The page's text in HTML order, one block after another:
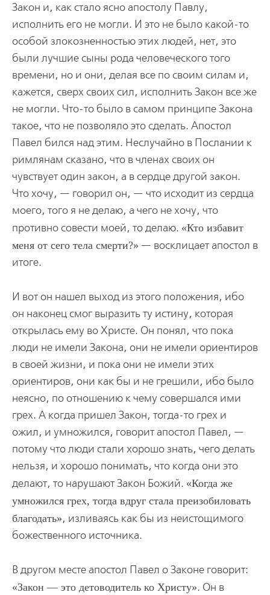
Закон и, как стало ясно апостолу Павлу,
исполнить его не могли. И это не было какой-то
особой злокозненностью этих людей, нет, это
были лучшие сыны рода человеческого того
времени, но и они, делая все по своим силам и,
кажется, сверх своих сил, исполнить Закон все же
не могли. Что-то было в самом принципе Закона
такое, что не позволяло это сделать. Апостол
Павел бился над этим. Неслучайно в Послании к
римлянам сказано, что в членах своих он
чувствует один закон, а в сердце другой закон.
Что хочу, — говорил он, — что исходит из сердца
моего, того я не делаю, а чего не хочу, что
противно совести моей, то делаю.
Кто избавит
меня от сего тела смерти?
— восклицает апостол в
итоге.
И вот он нашел выход из этого положения, ибо
он наконец смог выразить ту истину, которая
открылась ему во Христе. Он понял, что пока
люди не имели Закона, они не имели ориентиров
в своей жизни, и пока они не имели этих
ориентиров, они как бы и не грешили, ибо было
неясно, по отношению к чему совершался ими
грех. А когда пришел Закон, тогда-то грех и
ожил, и умножился, говорит апостол Павел, —
потому что люди стали хорошо знать, чего делать
нельзя, и хорошо понимать, что когда они это
делают, то нарушают Закон Божий.
Когда же
умножился грех, тогда вдруг стала преизобиловать
благодать , изливаясь как бы из неистощимого
божественного источника.
В другом месте апостол Павел о Законе говорит:
Закон — это детоводитель ко Христу . Он в